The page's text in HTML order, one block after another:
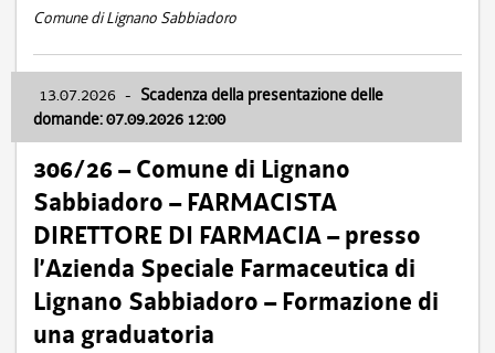
Comune di Lignano Sabbiadoro
13.07.2026 - Scadenza della presentazione delle
domande: 07.09.2026 12:00
306/26 – Comune di Lignano
Sabbiadoro – FARMACISTA
DIRETTORE DI FARMACIA – presso
l’Azienda Speciale Farmaceutica di
Lignano Sabbiadoro – Formazione di
una graduatoria